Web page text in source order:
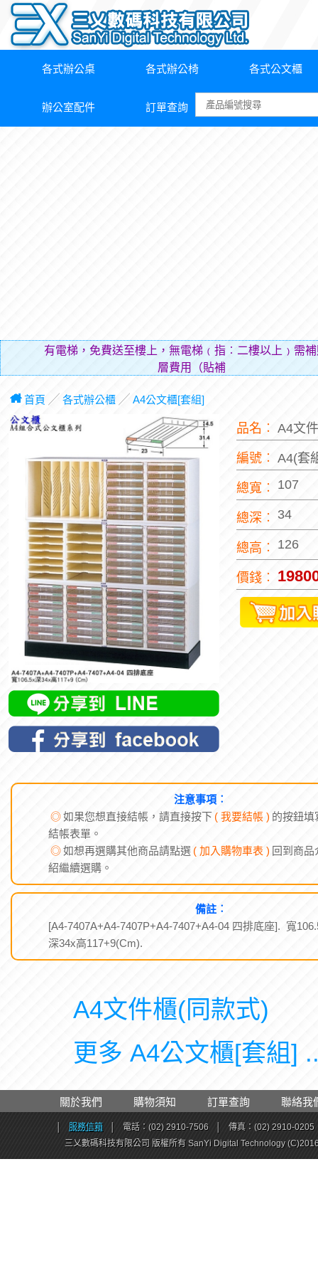
各式辦公桌 各式辦公椅 各式公文櫃
辦公室配件 訂單查詢
有電梯，免費送至樓上，無電梯﹙指︰二樓以上﹚需
層費用（貼補搬運人
首頁 ╱ 各式辦公櫃╱ A4公文櫃[套組]
品名︰ A4文
編號︰ A4(套
總寬︰ 107
總深︰ 34
總高︰ 126
價錢︰
注意事項︰
◎如果您想直接結帳，請直接按下 ( 我要結帳 ) 的按鈕填
結帳表單。
◎如想再選購其他商品請點選 ( 加入購物車表 ) 回到商品
紹繼續選購。
備註︰
[A4-7407A+A4-7407P+A4-7407+A4-04 四排底座]. 寬
深34x高117+9(Cm).
A4文件櫃(同款式)
更多 A4公文櫃[套組]
關於我們 購物須知 訂單查詢 聯絡我
服務信箱 電話：(02) 2910-7506
傳真：(02) 2910-0205
三乂數碼科技有限公司 版權所有 SanYi Digital Technology